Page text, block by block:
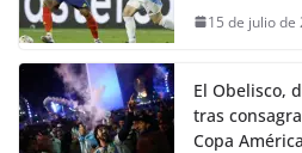
15 de julio de
El Obelisco,
tras
Copa América